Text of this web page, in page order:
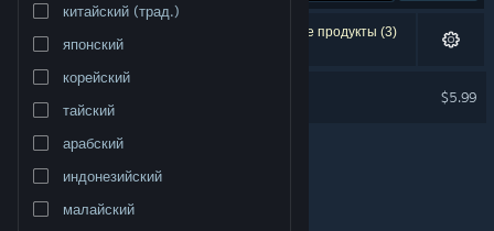
Изменить язык
Полная версия
китайский (трад.)
японский
корейский
тайский
арабский
индонезийский
малайский
Результатов по вашему запросу: 1. Некоторые продукты (3)
скрыты согласно вашим настройкам.
$5.99